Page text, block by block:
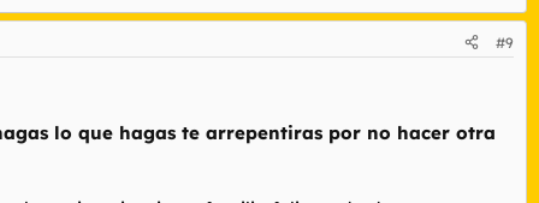
#9
lo que hagas te arrepentiras por no hacer otra